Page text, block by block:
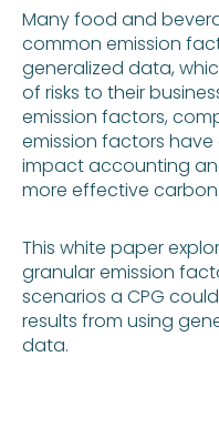
Many food and
common emission
generalized data,
of risks to their
emission factors,
emission factors have
impact accounting
more effective
This white paper
granular emission
scenarios a CPG
results from using
data.